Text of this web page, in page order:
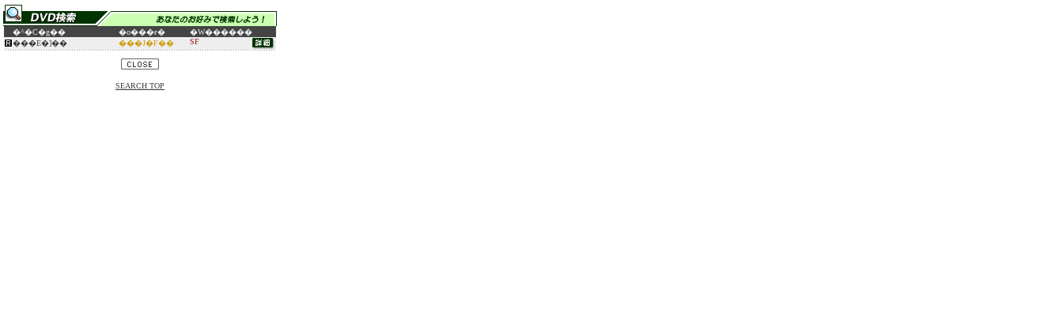
�^�C�g�� �o���ғ�
�W������
���E�]��
���J�F�� SF
SEARCH TOP